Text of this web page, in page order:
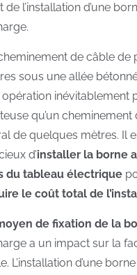
de l’installation d’une
de câble de
sous une allée
opération inévitablement
qu’un cheminement
de quelques mètres. Il
d’installer la borne
du tableau électrique
le coût total de
de fixation de la
a un impact sur la
L’installation d’une